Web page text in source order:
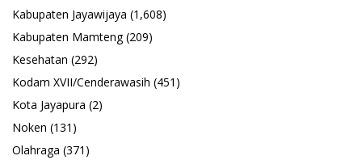
Kabupaten Jayawijaya (1,608)
Kabupaten Mamteng(209)
Kesehatan (292)
Kodam XVII/Cenderawasih (451)
Kota Jayapura (2)
Noken (131)
Olahraga (371)